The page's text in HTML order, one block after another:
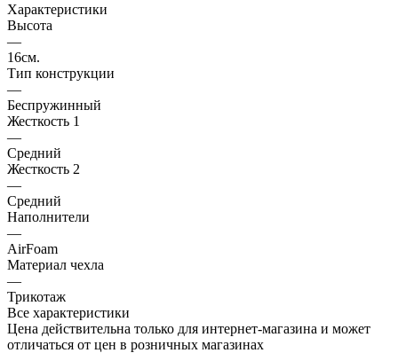
Характеристики
Высота
—
16см.
Тип конструкции
—
Беспружинный
Жесткость 1
—
Средний
Жесткость 2
—
Средний
Наполнители
—
AirFoam
Материал чехла
—
Трикотаж
Все характеристики
Цена действительна только для интернет-магазина и может
отличаться от цен в розничных магазинах